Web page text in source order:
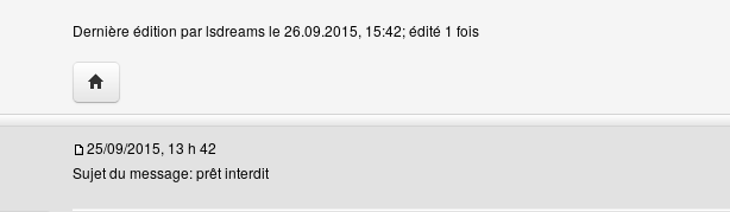
Dernière édition par lsdreams le 26.09.2015, 15:42; édité 1 fois
Visiter le site web de l'utilisateur: lsdreams
25/09/2015, 13 h 42
Sujet du message: prêt interdit